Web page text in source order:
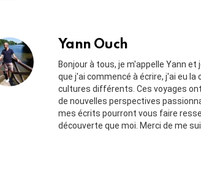
Yann Ouch
Bonjour à tous, je m'appelle Yann
que j'ai commencé à écrire, j'ai eu
cultures différents. Ces voyages
de nouvelles perspectives
mes écrits pourront vous faire
découverte que moi. Merci de me